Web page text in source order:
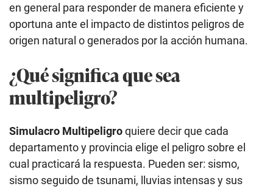
en general para responder de manera eficiente y
oportuna ante el impacto de distintos peligros de
origen natural o generados por la acción humana.
¿Qué significa que sea
multipeligro?
Simulacro Multipeligroquiere decir que cada
departamento y provincia elige el peligro sobre el
cual practicará la respuesta. Pueden ser: sismo,
sismo seguido de tsunami, lluvias intensas y sus